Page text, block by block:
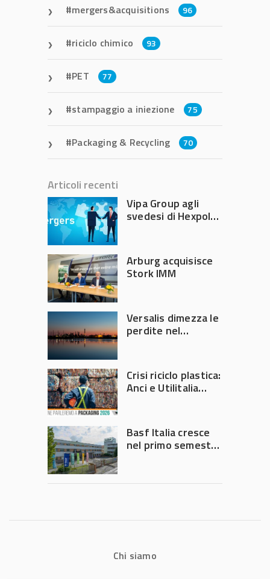
mergers&acquisitions 96
riciclo chimico 93
PET 77
stampaggio a iniezione 75
Packaging & Recycling 70
Articoli recenti
Vipa Group agli
svedesi di Hexpol
Arburg acquisisce
Stork IMM
Versalis dimezza le
perdite nel
Crisi riciclo plastica:
Anci e Utilitalia
Governo
Basf Italia cresce
nel primo semestre
Chi siamo